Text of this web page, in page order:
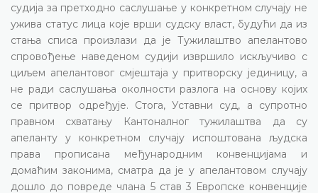
судија за претходно саслушање у конкретном случају не
ужива статус лица које врши судску власт, будући да из
стања списа произлази да је Тужилаштво апелантово
спровођење наведеном судији извршило искључиво с
циљем апелантовог смјештаја у притворску јединицу, а
не ради саслушања околности разлога на основу којих
се притвор одређује. Стога, Уставни суд, а супротно
правном схватању Кантоналног тужилаштва да су
апеланту у конкретном случају испоштована људска
права прописана међународним конвенцијама и
домаћим законима, сматра да је у апелантовом случају
дошло до повреде члана 5 став 3 Европске конвенције